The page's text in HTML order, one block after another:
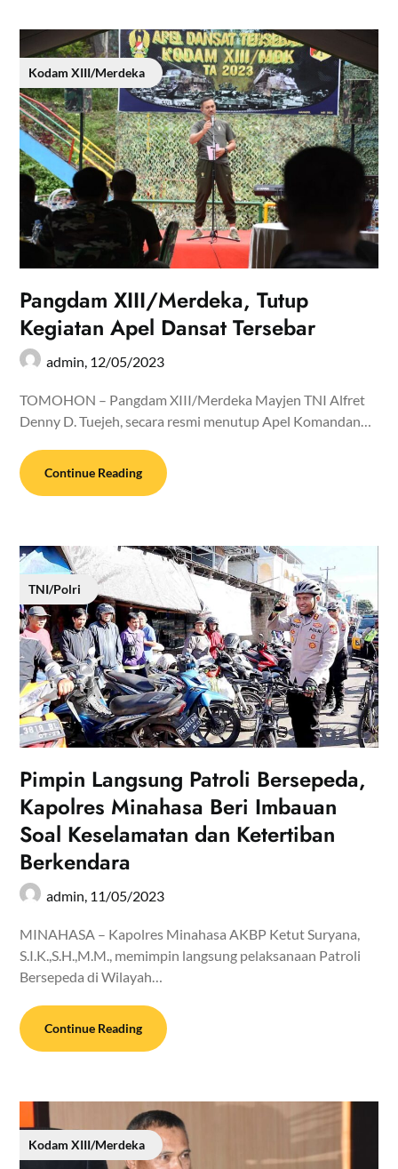
Kodam XIII/Merdeka
Pangdam XIII/Merdeka, Tutup
Kegiatan Apel Dansat Tersebar
admin, 12/05/2023
TOMOHON – Pangdam XIII/Merdeka Mayjen TNI Alfret
Denny D. Tuejeh, secara resmi menutup Apel Komandan…
Continue Reading
TNI/Polri
Pimpin Langsung Patroli Bersepeda,
Kapolres Minahasa Beri Imbauan
Soal Keselamatan dan Ketertiban
Berkendara
admin, 11/05/2023
MINAHASA – Kapolres Minahasa AKBP Ketut Suryana,
S.I.K.,S.H.,M.M., memimpin langsung pelaksanaan Patroli
Bersepeda di Wilayah…
Continue Reading
Kodam XIII/Merdeka